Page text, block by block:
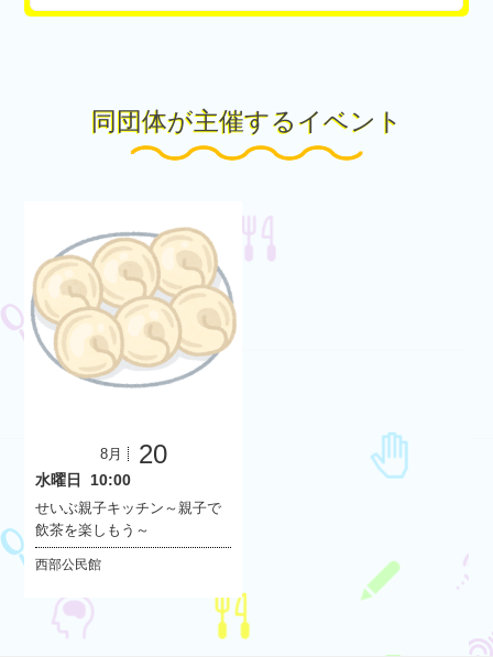
同団体が主催するイベント
8月 20
水曜日 10:00
せいぶ親子キッチン～親子で
飲茶を楽しもう～
西部公民館